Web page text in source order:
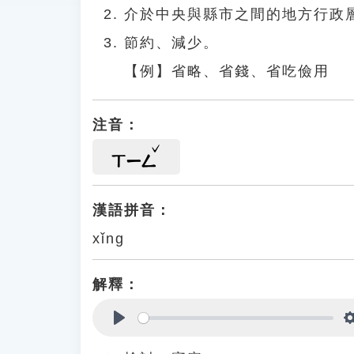
介於中央與縣市之間的地方行政
節約、減少。
【例】省略、省錢、省吃儉用
注音：
ㄒㄧㄥ
漢語拼音：
xǐng
解釋：